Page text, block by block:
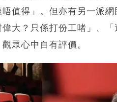
值得」。但亦有另一派
大？只係打份工啫」、
眾心中自有評價。